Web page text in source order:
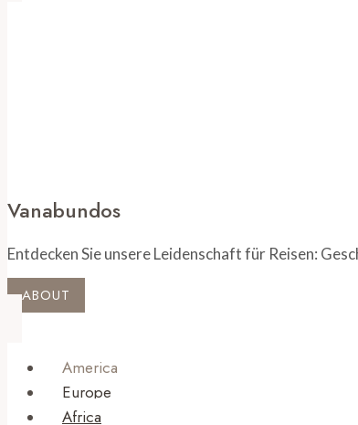
Vanabundos
Entdecken Sie unsere Leidenschaft für Reisen:
ABOUT
America
Europe
Africa